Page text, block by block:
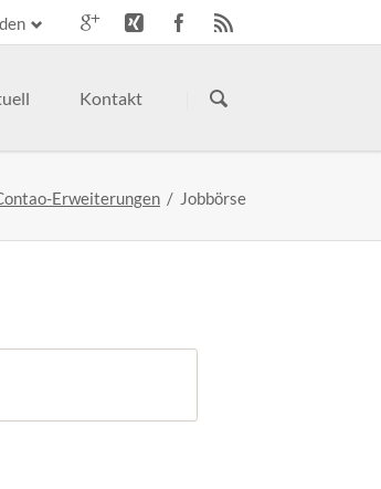
überspringen
Schulungen
Weitere Leistungen
Kontakt
Erweiterungen Jobbörse